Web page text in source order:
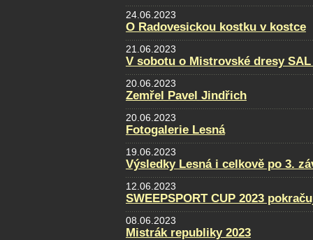
24.06.2023
O Radovesickou kostku v kostce
21.06.2023
V sobotu o Mistrovské dresy
20.06.2023
Zemřel Pavel Jindřich
20.06.2023
Fotogalerie Lesná
19.06.2023
Výsledky Lesná i celkově po 3.
12.06.2023
SWEEPSPORT CUP 2023
08.06.2023
Mistrák republiky 2023